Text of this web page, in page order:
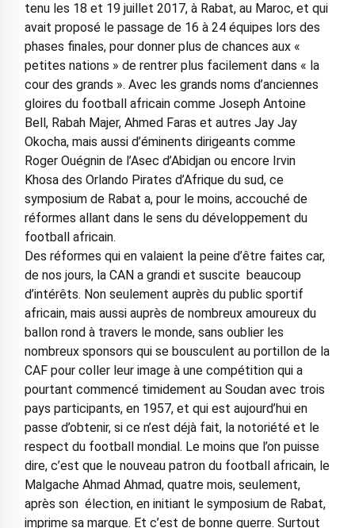
tenu les 18 et 19 juillet 2017, à Rabat, au Maroc, et qui
avait proposé le passage de 16 à 24 équipes lors des
phases finales, pour donner plus de chances aux «
petites nations » de rentrer plus facilement dans « la
cour des grands ». Avec les grands noms d’anciennes
gloires du football africain comme Joseph Antoine
Bell, Rabah Majer, Ahmed Faras et autres Jay Jay
Okocha, mais aussi d’éminents dirigeants comme
Roger Ouégnin de l’Asec d’Abidjan ou encore Irvin
Khosa des Orlando Pirates d’Afrique du sud, ce
symposium de Rabat a, pour le moins, accouché de
réformes allant dans le sens du développement du
football africain.
Des réformes qui en valaient la peine d’être faites car,
de nos jours, la CAN a grandi et suscite beaucoup
d’intérêts. Non seulement auprès du public sportif
africain, mais aussi auprès de nombreux amoureux du
ballon rond à travers le monde, sans oublier les
nombreux sponsors qui se bousculent au portillon de la
CAF pour coller leur image à une compétition qui a
pourtant commencé timidement au Soudan avec trois
pays participants, en 1957, et qui est aujourd’hui en
passe d’obtenir, si ce n’est déjà fait, la notoriété et le
respect du football mondial. Le moins que l’on puisse
dire, c’est que le nouveau patron du football africain, le
Malgache Ahmad Ahmad, quatre mois, seulement,
après son élection, en initiant le symposium de Rabat,
imprime sa marque. Et c’est de bonne guerre. Surtout